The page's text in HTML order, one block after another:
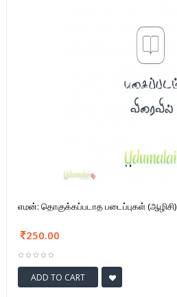
எமன்: தொகுக்கப்படாத படைப்புகள் (ஆழிசி)
250.00
ADD TO CART